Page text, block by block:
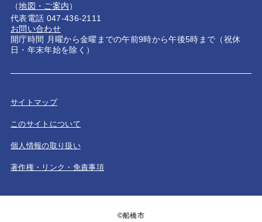
（地図・ご案内）
代表電話 047-436-2111
お問い合わせ
開庁時間 月曜から金曜までの午前9時から午後5時まで（祝休
日・年末年始を除く）
サイトマップ
このサイトについて
個人情報の取り扱い
著作権・リンク・免責事項
©船橋市